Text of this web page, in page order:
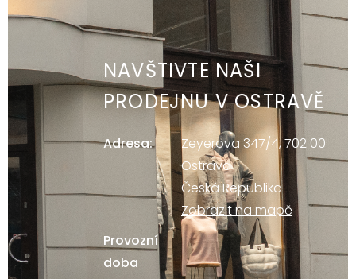
NAVŠTIVTE NAŠI
PRODEJNU V OSTRAVĚ
Adresa:
Zeyerova 347/4, 702 00
Ostrava
Česká Republika
Zobrazit na mapě
Provozní
doba